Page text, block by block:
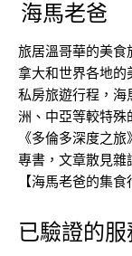
海馬老爸
旅居溫哥華的美食
拿大和世界各地的
私房旅遊行程，海
洲、中亞等較特殊
《多倫多深度之
專書，文章散見
【海馬老爸的集
已驗證的服